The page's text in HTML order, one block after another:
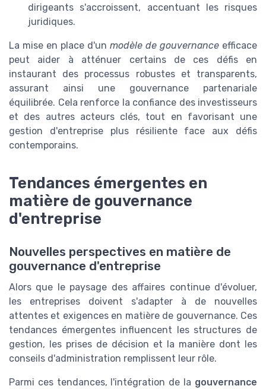
dirigeants s'accroissent, accentuant les risques
juridiques.
La mise en place d'un modèle de gouvernance efficace
peut aider à atténuer certains de ces défis en
instaurant des processus robustes et transparents,
assurant ainsi une gouvernance partenariale
équilibrée. Cela renforce la confiance des investisseurs
et des autres acteurs clés, tout en favorisant une
gestion d'entreprise plus résiliente face aux défis
contemporains.
Tendances émergentes en
matière de gouvernance
d'entreprise
Nouvelles perspectives en matière de
gouvernance d'entreprise
Alors que le paysage des affaires continue d'évoluer,
les entreprises doivent s'adapter à de nouvelles
attentes et exigences en matière de gouvernance. Ces
tendances émergentes influencent les structures de
gestion, les prises de décision et la manière dont les
conseils d'administration remplissent leur rôle.
Parmi ces tendances, l'intégration de la gouvernance